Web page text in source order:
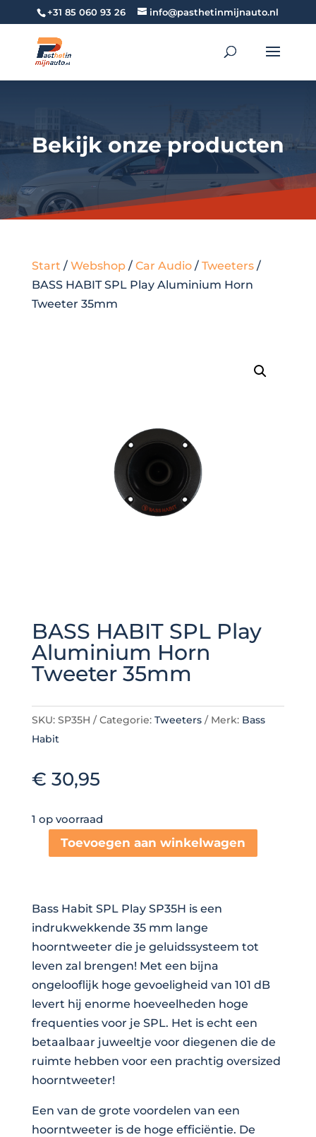
+31 85 060 93 26 info@pasthetinmijnauto.nl
Bekijk onze producten
Start / Webshop/ Car Audio/ Tweeters/
BASS HABIT SPL Play Aluminium Horn
Tweeter 35mm
BASS HABIT SPL Play
Aluminium Horn
Tweeter 35mm
SKU: SP35H Categorie: Tweeters Merk: Bass
Habit
€ 30,95
1 op voorraad
Play
Aluminium
Horn
Tweeter
35mm
aantal
Toevoegen aan winkelwagen
Bass Habit SPL Play SP35H is een
indrukwekkende 35 mm lange
hoorntweeter die je geluidssysteem tot
leven zal brengen! Met een bijna
ongelooflijk hoge gevoeligheid van 101 dB
levert hij enorme hoeveelheden hoge
frequenties voor je SPL. Het is echt een
betaalbaar juweeltje voor diegenen die de
ruimte hebben voor een prachtig oversized
hoorntweeter!
Een van de grote voordelen van een
hoorntweeter is de hoge efficiëntie. De